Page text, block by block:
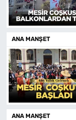
ANA MANŞET
ANA MANŞET